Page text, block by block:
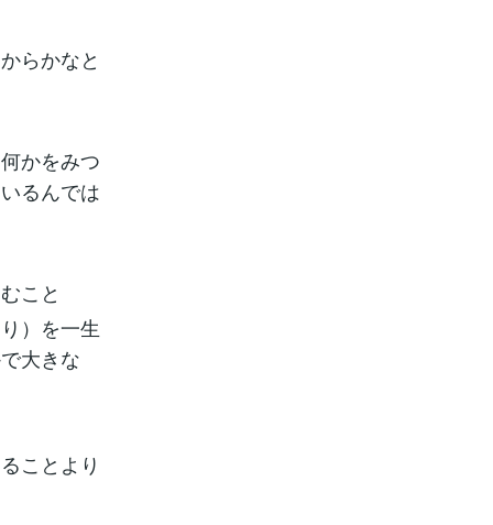
らかなと
かをみつ
るんでは
こと
）を一生
大きな
ことより